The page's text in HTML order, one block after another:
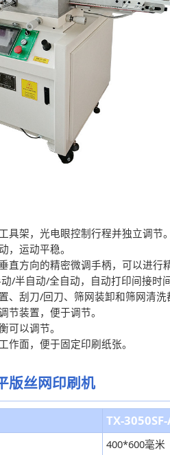
具架，光电眼控制行程并独立调节
运动平稳。
直方向的精密微调手柄，可以进行
/半自动/全自动，自动打印间接时
、刮刀/回刀、筛网装卸和筛网清洗
装置，便于调节。
以调节。
面，便于固定印刷纸张。
版丝网印刷机
TX-
400*600毫米